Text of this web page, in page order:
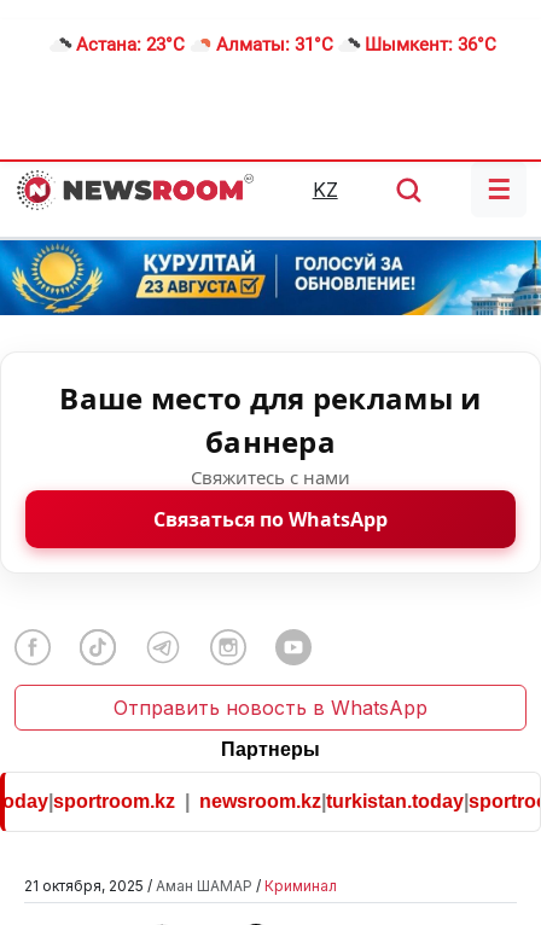
Астана: 23°C Алматы: 31°C Шымкент: 36°C
KZ ☰
Ваше место для рекламы и
баннера
Свяжитесь с нами
Связаться по WhatsApp
Отправить новость в WhatsApp
Партнеры
|sportroom.kz| newsroom.kz|turkistan.today|
21 октября, 2025 / Аман ШАМАР / Криминал